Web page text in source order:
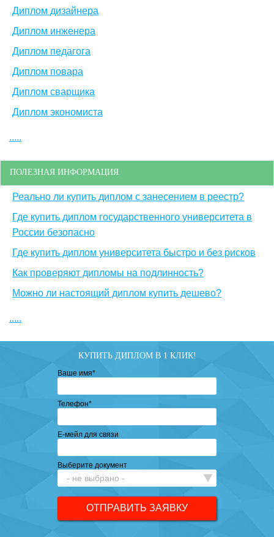
Диплом дизайнера
Диплом инженера
Диплом педагога
Диплом повара
Диплом сварщика
Диплом экономиста
.....
ПОЛЕЗНАЯ ИНФОРМАЦИЯ
Реально ли купить диплом с занесением в реестр?
Где купить диплом государственного университета в
России безопасно
Где купить диплом университета быстро и без рисков
Как проверяют дипломы на подлинность?
Можно ли настоящий диплом купить дешево?
.....
КУПИТЬ ДИПЛОМ В 1 КЛИК!
Ваше имя*
Телефон*
Е-мейл для связи
Выберите документ